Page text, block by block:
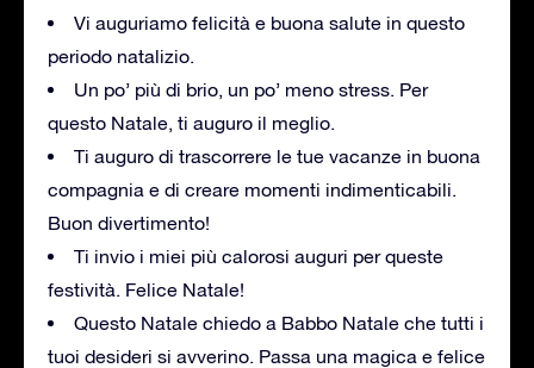
Vi auguriamo felicità e buona salute in questo
periodo natalizio.
Un po’ più di brio, un po’ meno stress. Per
questo Natale, ti auguro il meglio.
Ti auguro di trascorrere le tue vacanze in buona
compagnia e di creare momenti indimenticabili.
Buon divertimento!
Ti invio i miei più calorosi auguri per queste
festività. Felice Natale!
Questo Natale chiedo a Babbo Natale che tutti i
tuoi desideri si avverino. Passa una magica e felice